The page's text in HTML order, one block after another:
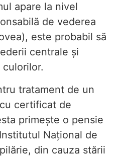
apare la nivel
de vederea
este probabil să
centrale și
tratament de un
certificat de
primește o pensie
Național de
din cauza stării